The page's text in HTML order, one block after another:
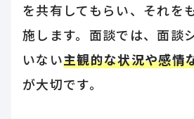
を共有してもらい、それを
施します。面談では、面談
いない主観的な状況や感情
が大切です。